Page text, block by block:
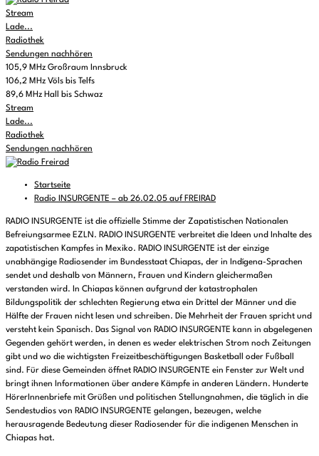
Stream
Lade...
Radiothek
Sendungen nachhören
105,9 MHz Großraum Innsbruck
106,2 MHz Völs bis Telfs
89,6 MHz Hall bis Schwaz
Stream
Lade...
Radiothek
Sendungen nachhören
Startseite
Radio INSURGENTE – ab 26.02.05 auf FREIRAD
RADIO INSURGENTE ist die offizielle Stimme der Zapatistischen Nationalen
Befreiungsarmee EZLN. RADIO INSURGENTE verbreitet die Ideen und Inhalte des
zapatistischen Kampfes in Mexiko. RADIO INSURGENTE ist der einzige
unabhängige Radiosender im Bundesstaat Chiapas, der in Indígena-Sprachen
sendet und deshalb von Männern, Frauen und Kindern gleichermaßen
verstanden wird. In Chiapas können aufgrund der katastrophalen
Bildungspolitik der schlechten Regierung etwa ein Drittel der Männer und die
Hälfte der Frauen nicht lesen und schreiben. Die Mehrheit der Frauen spricht und
versteht kein Spanisch. Das Signal von RADIO INSURGENTE kann in abgelegenen
Gegenden gehört werden, in denen es weder elektrischen Strom noch Zeitungen
gibt und wo die wichtigsten Freizeitbeschäftigungen Basketball oder Fußball
sind. Für diese Gemeinden öffnet RADIO INSURGENTE ein Fenster zur Welt und
bringt ihnen Informationen über andere Kämpfe in anderen Ländern. Hunderte
HörerInnenbriefe mit Grüßen und politischen Stellungnahmen, die täglich in die
Sendestudios von RADIO INSURGENTE gelangen, bezeugen, welche
herausragende Bedeutung dieser Radiosender für die indigenen Menschen in
Chiapas hat.